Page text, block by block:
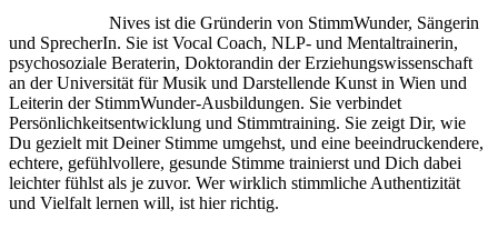
Nives ist die Gründerin von StimmWunder, Sängerin
und SprecherIn. Sie ist Vocal Coach, NLP- und Mentaltrainerin,
psychosoziale Beraterin, Doktorandin der Erziehungswissenschaft
an der Universität für Musik und Darstellende Kunst in Wien und
Leiterin der StimmWunder-Ausbildungen. Sie verbindet
Persönlichkeitsentwicklung und Stimmtraining. Sie zeigt Dir, wie
Du gezielt mit Deiner Stimme umgehst, und eine beeindruckendere,
echtere, gefühlvollere, gesunde Stimme trainierst und Dich dabei
leichter fühlst als je zuvor. Wer wirklich stimmliche Authentizität
und Vielfalt lernen will, ist hier richtig.